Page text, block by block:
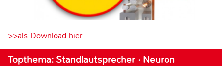
>>als Download hier
Topthema: Standlautsprecher · Neuron